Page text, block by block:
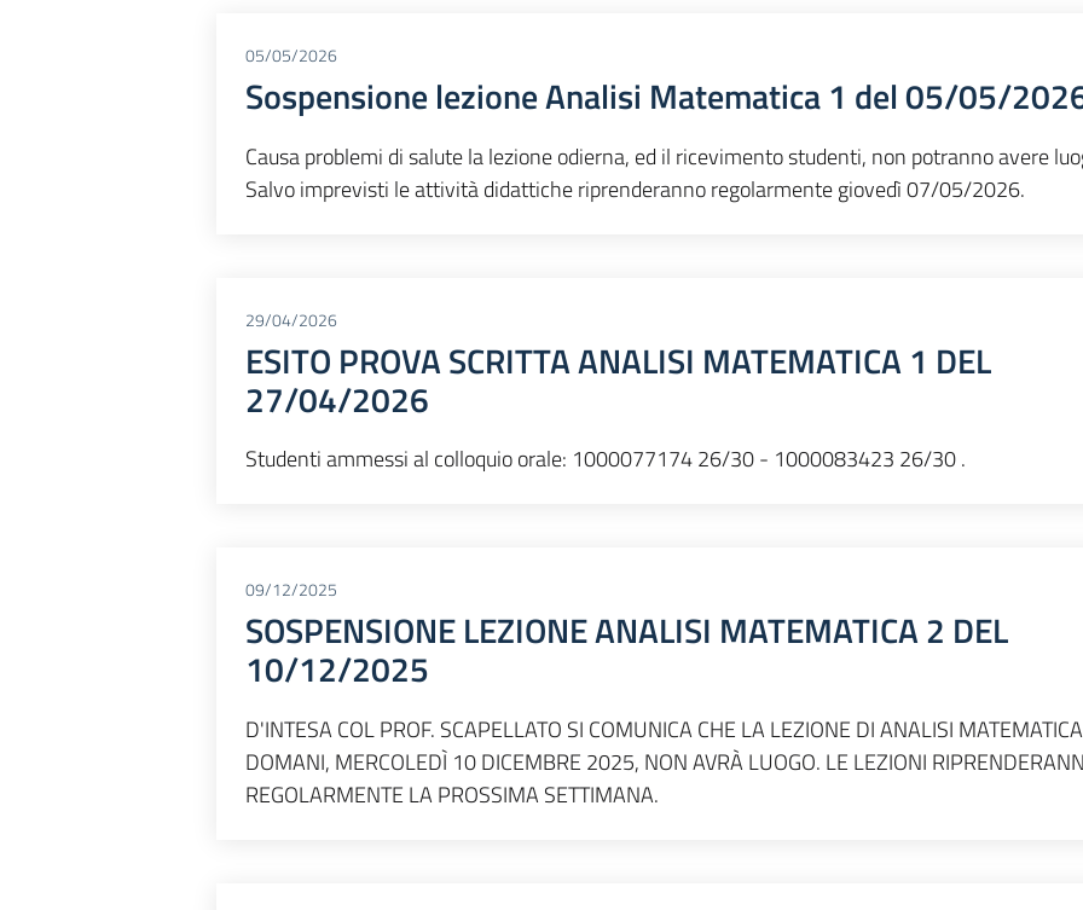
05/05/2026
Sospensione lezione Analisi Matematica 1 del 05/05/
Causa problemi di salute la lezione odierna, ed il ricevimento studenti, non potranno avere
Salvo imprevisti le attività didattiche riprenderanno regolarmente giovedì 07/05/2026.
29/04/2026
ESITO PROVA SCRITTA ANALISI MATEMATICA 1 DEL
27/04/2026
Studenti ammessi al colloquio orale: 1000077174 26/30 - 1000083423 26/30 .
09/12/2025
SOSPENSIONE LEZIONE ANALISI MATEMATICA 2 DEL
10/12/2025
D'INTESA COL PROF. SCAPELLATO SI COMUNICA CHE LA LEZIONE DI ANALISI
DOMANI, MERCOLEDÌ 10 DICEMBRE 2025, NON AVRÀ LUOGO. LE LEZIONI
REGOLARMENTE LA PROSSIMA SETTIMANA.